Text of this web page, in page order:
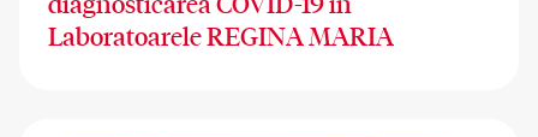
Laboratoarele REGINA MARIA